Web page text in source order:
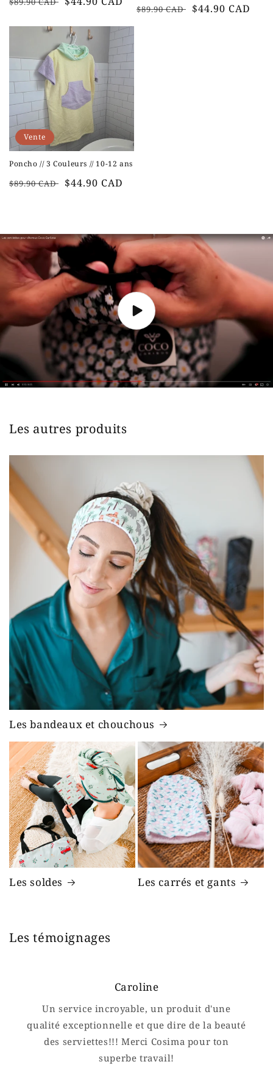
Prix
$89.90 CAD
Prix
$44.90 CAD
Vente
Poncho // 3 Couleurs // 10-12 ans
Prix
$89.90 CAD
Prix
$44.90 CAD
Les autres produits
Les bandeaux et chouchous
Les soldes Les carrés et gants
Les témoignages
Caroline
Un service incroyable, un produit d'une
qualité exceptionnelle et que dire de la beauté
des serviettes!!! Merci Cosima pour ton
superbe travail!